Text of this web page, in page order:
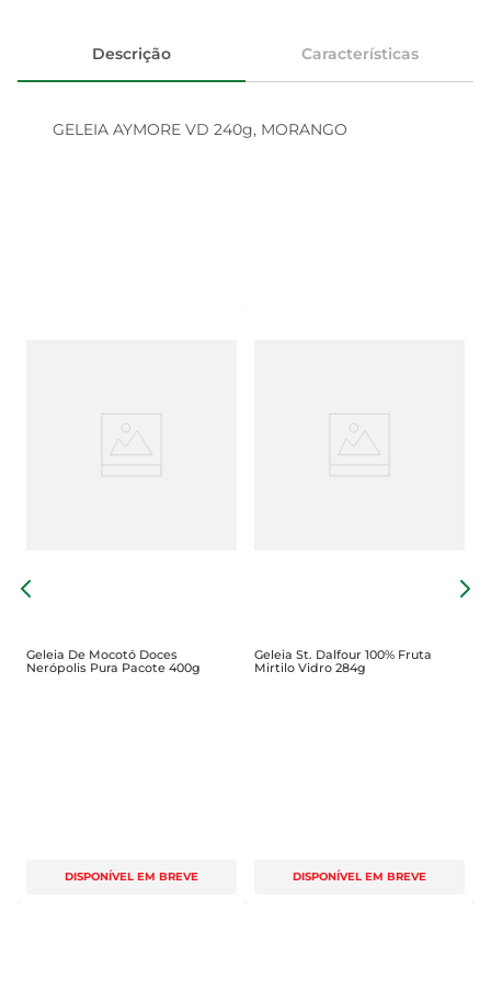
Descrição Características
GELEIA AYMORE VD 240g, MORANGO
Geleia De Mocotó Doces
Nerópolis Pura Pacote 400g
DISPONÍVEL EM BREVE
Geleia St. Dalfour 100% Fruta
Mirtilo Vidro 284g
DISPONÍVEL EM BREVE